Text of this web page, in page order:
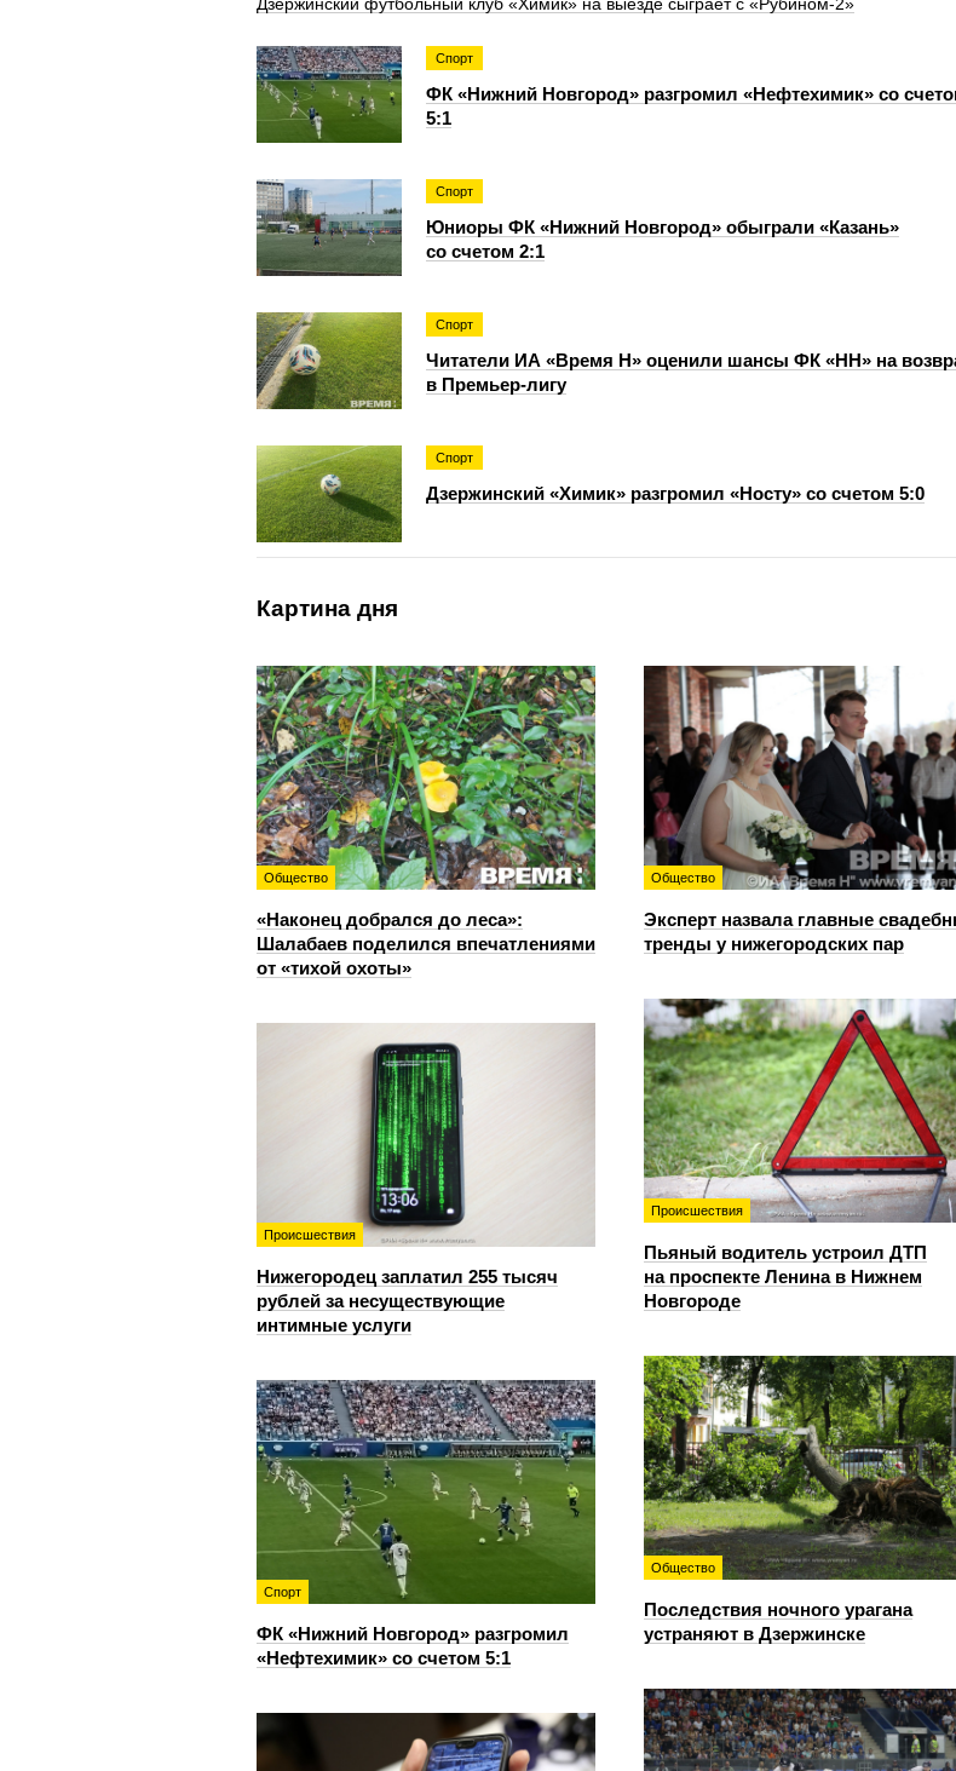
Спорт
ФК «Нижний Новгород» разгромил «Нефтехимик» со
5:1
Спорт
Юниоры ФК «Нижний Новгород» обыграли «Казань»
со счетом 2:1
Спорт
Читатели ИА «Время Н» оценили шансы ФК «НН» на
в Премьер-лигу
Спорт
Дзержинский «Химик» разгромил «Носту» со счетом 5:0
Картина дня
Общество
«Наконец добрался до леса»:
Шалабаев поделился впечатлениями
от «тихой охоты»
Общество
Эксперт назвала главные
тренды у нижегородских пар
Происшествия
Пьяный водитель устроил ДТП
на проспекте Ленина в Нижнем
Новгороде
Происшествия
Нижегородец заплатил 255 тысяч
рублей за несуществующие
интимные услуги
Общество
Последствия ночного урагана
устраняют в Дзержинске
Спорт
ФК «Нижний Новгород» разгромил
«Нефтехимик» со счетом 5:1